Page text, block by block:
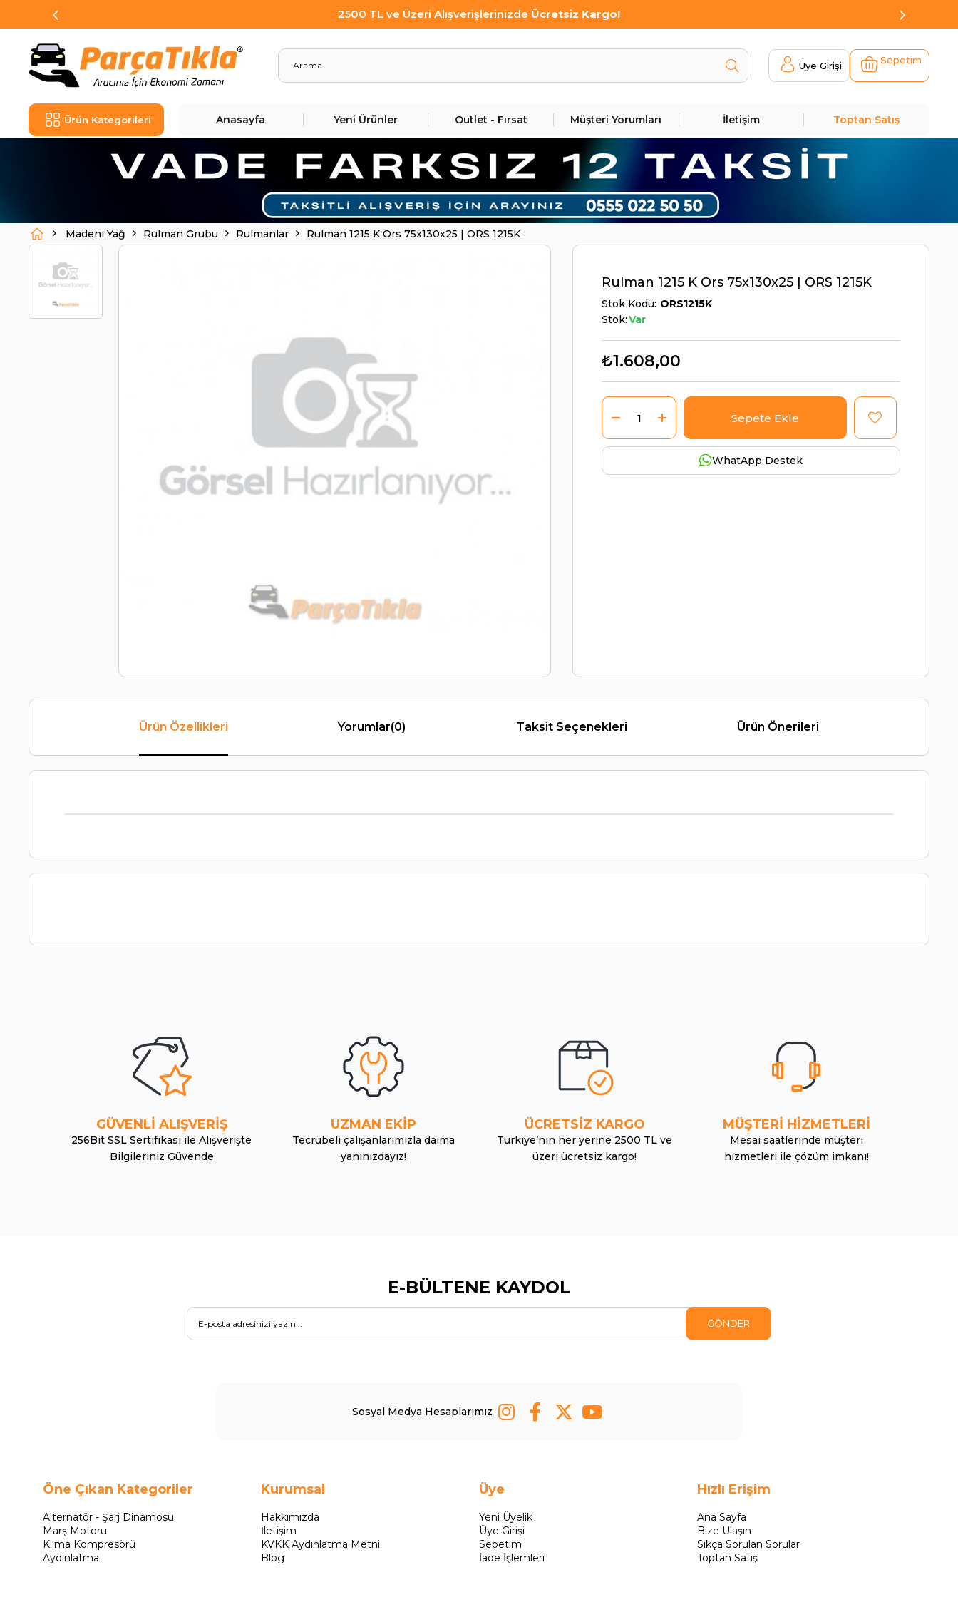
2500 TL ve Üzeri Alışverişlerinizde Ücretsiz Kargo!
Üye Girişi Sepetim
Ürün Kategorileri Anasayfa Yeni Ürünler Outlet - Fırsat Müşteri Yorumları İletişim Toptan Satış
Madeni Yağ Rulman Grubu Rulmanlar Rulman 1215 K Ors 75x130x25 | ORS 1215K
Rulman 1215 K Ors 75x130x25 | ORS 1215K
Stok Kodu ORS1215K
Stok:Var
₺1.608,00
WhatApp Destek
Ürün Özellikleri Yorumlar(0) Taksit Seçenekleri Ürün Önerileri
GÜVENLİ ALIŞVERİŞ
256Bit SSL Sertifikası ile Alışverişte
Bilgileriniz Güvende
UZMAN EKİP
Tecrübeli çalışanlarımızla daima
yanınızdayız!
ÜCRETSİZ KARGO
Türkiye’nin her yerine 2500 TL ve
üzeri ücretsiz kargo!
MÜŞTERİ HİZMETLERİ
Mesai saatlerinde müşteri
hizmetleri ile çözüm imkanı!
E-BÜLTENE KAYDOL
GÖNDER
Sosyal Medya Hesaplarımız
Öne Çıkan Kategoriler
Alternatör - Şarj Dinamosu
Marş Motoru
Klima Kompresörü
Aydınlatma
Kurumsal
Hakkımızda
İletişim
KVKK Aydınlatma Metni
Blog
Üye
Yeni Üyelik
Üye Girişi
Sepetim
İade İşlemleri
Hızlı Erişim
Ana Sayfa
Bize Ulaşın
Sıkça Sorulan Sorular
Toptan Satış